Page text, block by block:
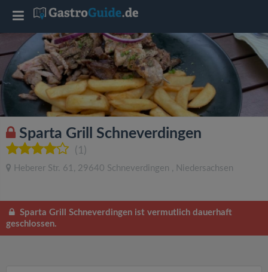
Sparta Grill Schneverdingen
(1)
Heberer Str. 61 , 29640 Schneverdingen , Niedersachsen
Sparta Grill Schneverdingen ist vermutlich dauerhaft
geschlossen.
T
o
g
l
e
a